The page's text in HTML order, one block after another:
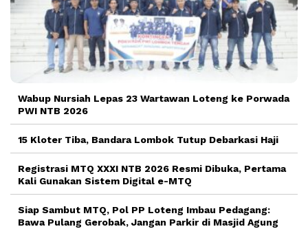
Wabup Nursiah Lepas 23 Wartawan Loteng ke Porwada
PWI NTB 2026
15 Kloter Tiba, Bandara Lombok Tutup Debarkasi Haji
Registrasi MTQ XXXI NTB 2026 Resmi Dibuka, Pertama
Kali Gunakan Sistem Digital e-MTQ
Siap Sambut MTQ, Pol PP Loteng Imbau Pedagang:
Bawa Pulang Gerobak, Jangan Parkir di Masjid Agung